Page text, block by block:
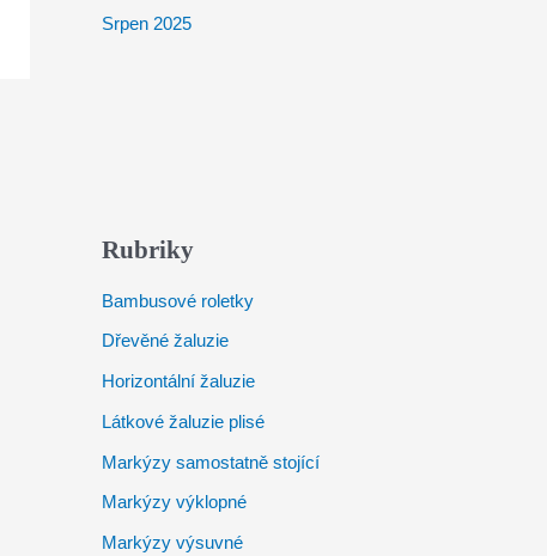
Srpen 2025
Rubriky
Bambusové roletky
Dřevěné žaluzie
Horizontální žaluzie
Látkové žaluzie plisé
Markýzy samostatně stojící
Markýzy výklopné
Markýzy výsuvné